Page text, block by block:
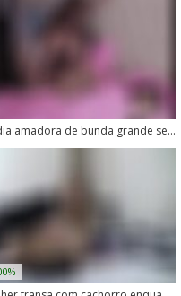
Vadia amadora de bunda grande senta no pau grosso de cachorro